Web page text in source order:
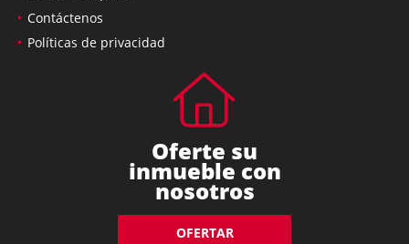
Contáctenos
Políticas de privacidad
Oferte su
inmueble con
nosotros
OFERTAR